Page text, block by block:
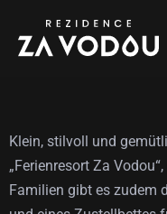
Klein, stilvoll und
„Ferienresort Za
Familien gibt es zudem